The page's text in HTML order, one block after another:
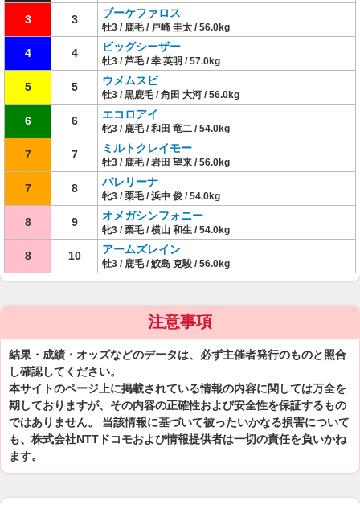
3 3 ブーケファロス
牡3 / 鹿毛 / 戸崎 圭太 / 56.0kg
4 4 ビッグシーザー
牡3 / 芦毛 / 幸 英明 / 57.0kg
5 5 ウメムスビ
牡3 / 黒鹿毛 / 角田 大河 / 56.0kg
6 6 エコロアイ
牝3 / 鹿毛 / 和田 竜二 / 54.0kg
7 7 ミルトクレイモー
牡3 / 鹿毛 / 岩田 望来 / 56.0kg
7 8 バレリーナ
牝3 / 栗毛 / 浜中 俊 / 54.0kg
8 9 オメガシンフォニー
牝3 / 栗毛 / 横山 和生 / 54.0kg
8 10 アームズレイン
牡3 / 鹿毛 / 鮫島 克駿 / 56.0kg
注意事項
結果・成績・オッズなどのデータは、必ず主催者発行のものと照合
し確認してください。
本サイトのページ上に掲載されている情報の内容に関しては万全を
期しておりますが、その内容の正確性および安全性を保証するもの
ではありません。 当該情報に基づいて被ったいかなる損害について
も、株式会社NTTドコモおよび情報提供者は一切の責任を負いかね
ます。